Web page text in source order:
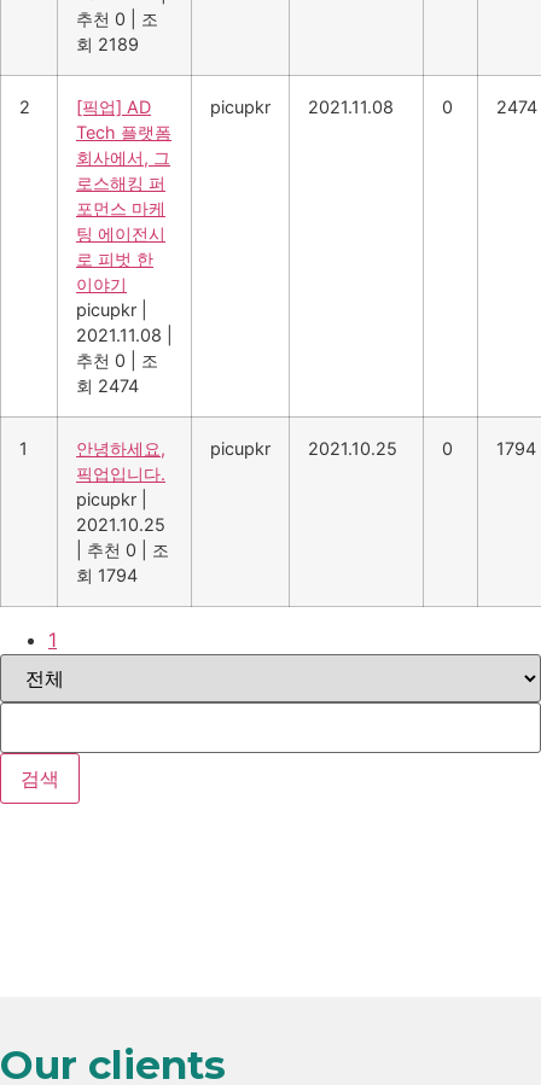
추천 0
조
회 2189
2
[픽업] AD
Tech 플랫폼
회사에서, 그
로스해킹 퍼
포먼스 마케
팅 에이전시
로 피벗 한
이야기
picupkr
2021.11.08
추천 0
조
회 2474
picupkr 2021.11.08 0 2474
1
안녕하세요,
픽업입니다.
picupkr
2021.10.25
추천 0
조
회 1794
picupkr 2021.10.25 0 1794
1
검색
Our clients